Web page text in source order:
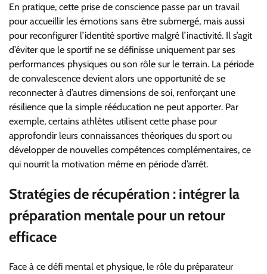
En pratique, cette prise de conscience passe par un travail
pour accueillir les émotions sans être submergé, mais aussi
pour reconfigurer l’identité sportive malgré l’inactivité. Il s’agit
d’éviter que le sportif ne se définisse uniquement par ses
performances physiques ou son rôle sur le terrain. La période
de convalescence devient alors une opportunité de se
reconnecter à d’autres dimensions de soi, renforçant une
résilience que la simple rééducation ne peut apporter. Par
exemple, certains athlètes utilisent cette phase pour
approfondir leurs connaissances théoriques du sport ou
développer de nouvelles compétences complémentaires, ce
qui nourrit la motivation même en période d’arrêt.
Stratégies de récupération : intégrer la
préparation mentale pour un retour
efficace
Face à ce défi mental et physique, le rôle du préparateur